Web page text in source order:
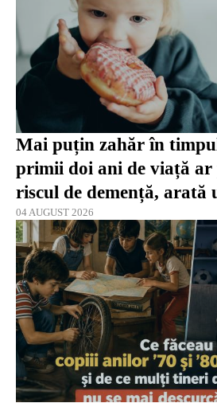
Mai puțin zahăr în
primii doi ani de viață ar
riscul de demență, arată
04 AUGUST 2026